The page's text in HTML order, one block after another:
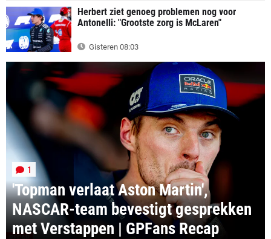
Herbert ziet genoeg problemen nog voor
Antonelli: "Grootste zorg is McLaren"
Gisteren 08:03
'Topman verlaat Aston Martin',
NASCAR-team bevestigt gesprekken
met Verstappen | GPFans Recap
1